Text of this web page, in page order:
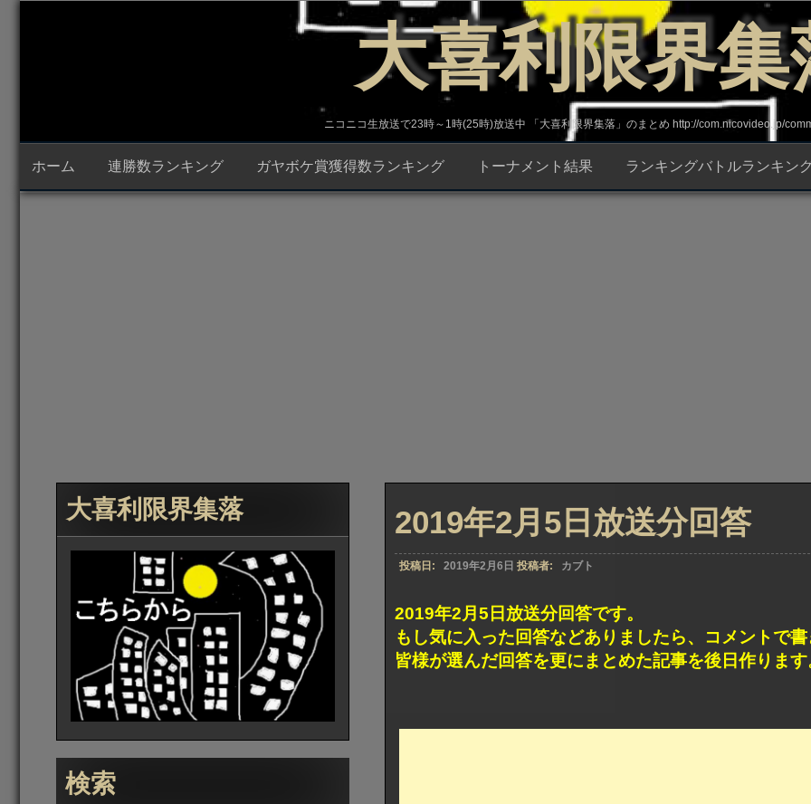
プ
大喜利限界集
ニコニコ生放送で23時～1時(25時)放送中 「大喜利限界集落」のまとめ http://com.nicovideo.jp/
ホーム 連勝数ランキング ガヤボケ賞獲得数ランキング トーナメント結果 ランキングバトルランキン
2019年2月5日放送分回答
投稿日: 2019年2月6日 投稿者: カブト
2019年2月5日放送分回答です。
もし気に入った回答などありましたら、コメントで
皆様が選んだ回答を更にまとめた記事を後日作ります
大喜利限界集落
検索